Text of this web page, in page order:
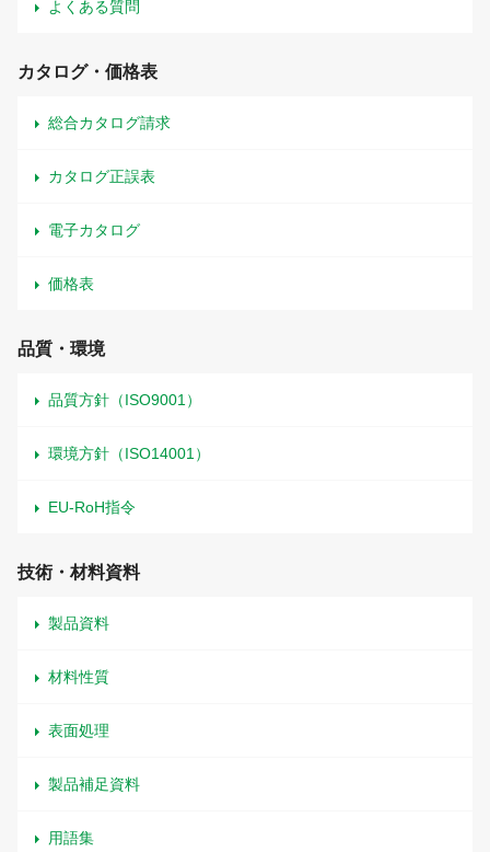
よくある質問
カタログ・価格表
総合カタログ請求
カタログ正誤表
電子カタログ
価格表
品質・環境
品質方針（ISO9001）
環境方針（ISO14001）
EU-RoH指令
技術・材料資料
製品資料
材料性質
表面処理
製品補足資料
用語集